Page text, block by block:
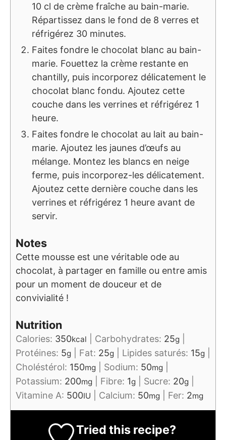
10 cl de crème fraîche au bain-marie.
Répartissez dans le fond de 8 verres et
réfrigérez 30 minutes.
Faites fondre le chocolat blanc au bain-
marie. Fouettez la crème restante en
chantilly, puis incorporez délicatement le
chocolat blanc fondu. Ajoutez cette
couche dans les verrines et réfrigérez 1
heure.
Faites fondre le chocolat au lait au bain-
marie. Ajoutez les jaunes d’œufs au
mélange. Montez les blancs en neige
ferme, puis incorporez-les délicatement.
Ajoutez cette dernière couche dans les
verrines et réfrigérez 1 heure avant de
servir.
Notes
Cette mousse est une véritable ode au
chocolat, à partager en famille ou entre amis
pour un moment de douceur et de
convivialité !
Nutrition
Calories: 350kcal Carbohydrates: 25g
Protéines: 5g Fat: 25g Lipides saturés: 15g
Choléstérol: 150mg Sodium: 50mg
Potassium: 200mg Fibre: 1g Sucre: 20g
Vitamine A: 500IU Calcium: 50mg Fer: 2mg
Tried this recipe?